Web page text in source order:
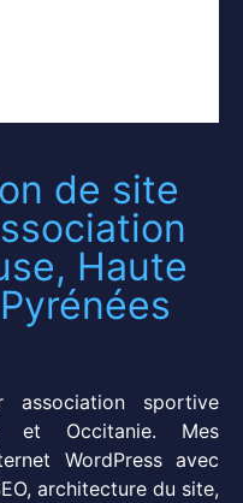
de site
Haute
association sportive
et Occitanie. Mes
WordPress avec
architecture du site,